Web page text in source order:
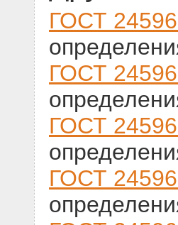
ГОСТ
ГОСТ
ГОСТ
ГОСТ